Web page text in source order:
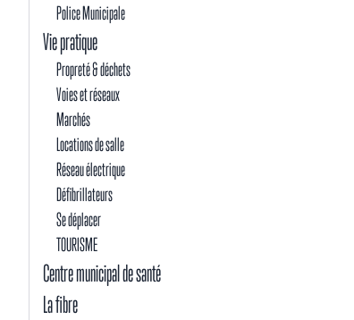
Police Municipale
Vie pratique
Propreté & déchets
Voies et réseaux
Marchés
Locations de salle
Réseau électrique
Défibrillateurs
Se déplacer
TOURISME
Centre municipal de santé
La fibre